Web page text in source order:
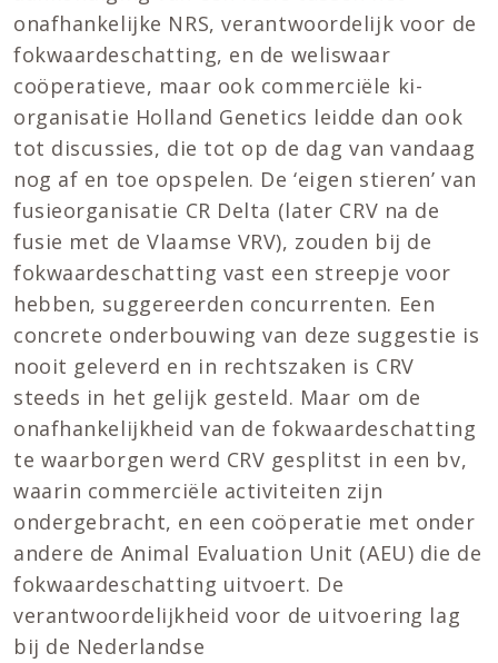
onafhankelijke NRS, verantwoordelijk voor de
fokwaardeschatting, en de weliswaar
coöperatieve, maar ook commerciële ki-
organisatie Holland Genetics leidde dan ook
tot discussies, die tot op de dag van vandaag
nog af en toe opspelen. De ‘eigen stieren’ van
fusieorganisatie CR Delta (later CRV na de
fusie met de Vlaamse VRV), zouden bij de
fokwaardeschatting vast een streepje voor
hebben, suggereerden concurrenten. Een
concrete onderbouwing van deze suggestie is
nooit geleverd en in rechtszaken is CRV
steeds in het gelijk gesteld. Maar om de
onafhankelijkheid van de fokwaardeschatting
te waarborgen werd CRV gesplitst in een bv,
waarin commerciële activiteiten zijn
ondergebracht, en een coöperatie met onder
andere de Animal Evaluation Unit (AEU) die de
fokwaardeschatting uitvoert. De
verantwoordelijkheid voor de uitvoering lag
bij de Nederlandse